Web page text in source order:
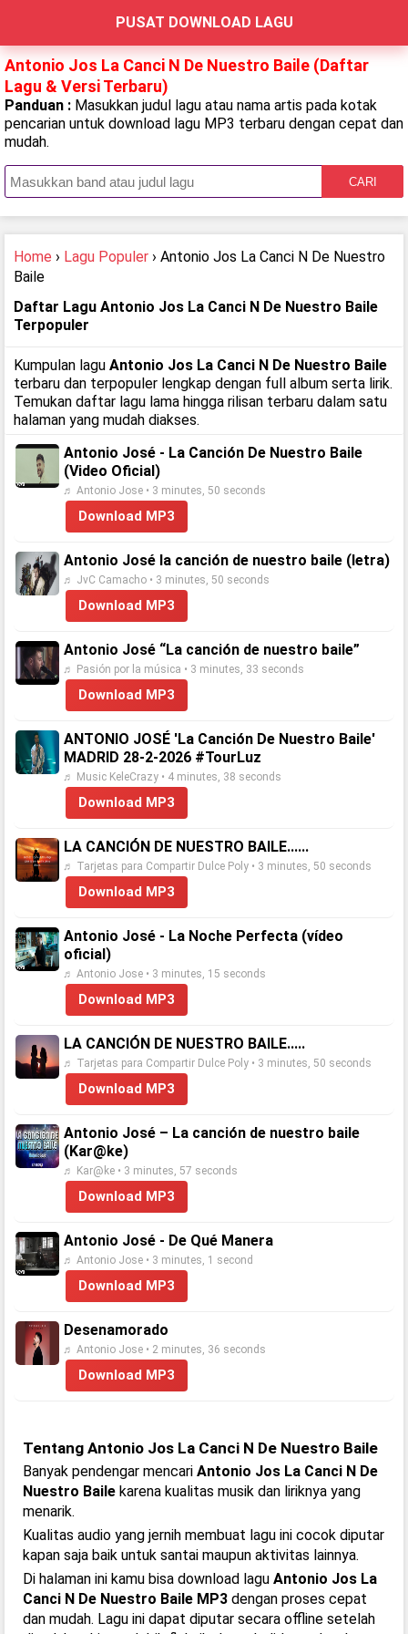
PUSAT DOWNLOAD LAGU
Antonio Jos La Canci N De Nuestro Baile (Daftar
Lagu & Versi Terbaru)
Panduan : Masukkan judul lagu atau nama artis pada kotak
pencarian untuk download lagu MP3 terbaru dengan cepat dan
mudah.
CARI
Home › Lagu Populer › Antonio Jos La Canci N De Nuestro
Baile
Daftar Lagu Antonio Jos La Canci N De Nuestro Baile
Terpopuler
Kumpulan lagu Antonio Jos La Canci N De Nuestro Baile
terbaru dan terpopuler lengkap dengan full album serta lirik.
Temukan daftar lagu lama hingga rilisan terbaru dalam satu
halaman yang mudah diakses.
Antonio José - La Canción De Nuestro Baile
(Video Oficial)
♬ Antonio Jose • 3 minutes, 50 seconds
Download MP3
Antonio José la canción de nuestro baile (letra)
♬ JvC Camacho • 3 minutes, 50 seconds
Download MP3
Antonio José “La canción de nuestro baile”
♬ Pasión por la música • 3 minutes, 33 seconds
Download MP3
ANTONIO JOSÉ 'La Canción De Nuestro Baile'
MADRID 28-2-2026 #TourLuz
♬ Music KeleCrazy • 4 minutes, 38 seconds
Download MP3
LA CANCIÓN DE NUESTRO BAILE......
♬ Tarjetas para Compartir Dulce Poly • 3 minutes, 50 seconds
Download MP3
Antonio José - La Noche Perfecta (vídeo
oficial)
♬ Antonio Jose • 3 minutes, 15 seconds
Download MP3
LA CANCIÓN DE NUESTRO BAILE.....
♬ Tarjetas para Compartir Dulce Poly • 3 minutes, 50 seconds
Download MP3
Antonio José – La canción de nuestro baile
(Kar@ke)
♬ Kar@ke • 3 minutes, 57 seconds
Download MP3
Antonio José - De Qué Manera
♬ Antonio Jose • 3 minutes, 1 second
Download MP3
Desenamorado
♬ Antonio Jose • 2 minutes, 36 seconds
Download MP3
Tentang Antonio Jos La Canci N De Nuestro Baile
Banyak pendengar mencari Antonio Jos La Canci N De
Nuestro Baile karena kualitas musik dan liriknya yang
menarik.
Kualitas audio yang jernih membuat lagu ini cocok diputar
kapan saja baik untuk santai maupun aktivitas lainnya.
Di halaman ini kamu bisa download lagu Antonio Jos La
Canci N De Nuestro Baile MP3 dengan proses cepat
dan mudah. Lagu ini dapat diputar secara offline setelah